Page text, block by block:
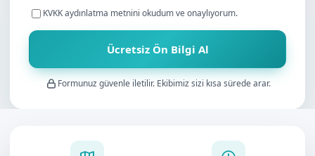
KVKK aydınlatma metnini okudum ve onaylıyorum.
Ücretsiz Ön Bilgi Al
Formunuz güvenle iletilir. Ekibimiz sizi kısa sürede arar.